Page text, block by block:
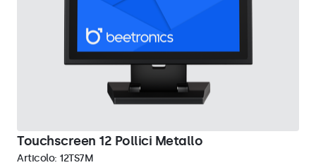
Touchscreen 12 Pollici Metallo
Articolo: 12TS7M